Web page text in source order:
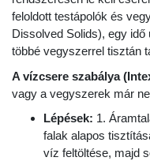
feloldott testápolók és
Dissolved Solids), egy idő
többé vegyszerrel tisztán
A vízcsere szabálya
vagy a vegyszerek már
Lépések: 1.
falak alapos
víz feltöltése, majd